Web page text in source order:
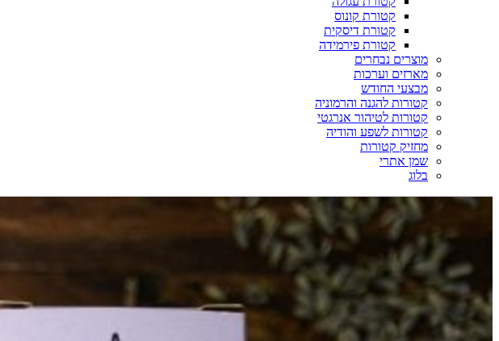
קטורת קונוס
קטורת דיסקית
קטורת פירמידה
מוצרים נבחרים
מארזים וערכות
מבצעי החודש
קטורות להגנה והרמוניה
קטורות לטיהור אנרגטי
קטורות לשפע והודיה
מחזיק קטורות
שמן אתרי
בלוג